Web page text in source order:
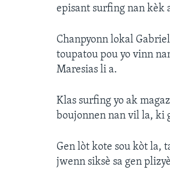
episant surfing nan kèk
Chanpyonn lokal
toupatou pou yo vinn
Maresias li a.
Klas surfing yo ak
boujonnen nan vil la, ki
Gen lòt kote sou kòt la,
jwenn siksè sa gen